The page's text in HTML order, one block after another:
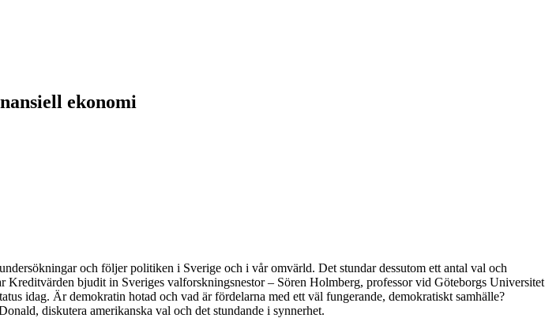
ekonomi
och följer politiken i Sverige och i vår omvärld. Det stundar dessutom ett antal val och
bjudit in Sveriges valforskningsnestor – Sören Holmberg, professor vid Göteborgs Universitet
idag. Är demokratin hotad och vad är fördelarna med ett väl fungerande, demokratiskt samhälle?
diskutera amerikanska val och det stundande i synnerhet.